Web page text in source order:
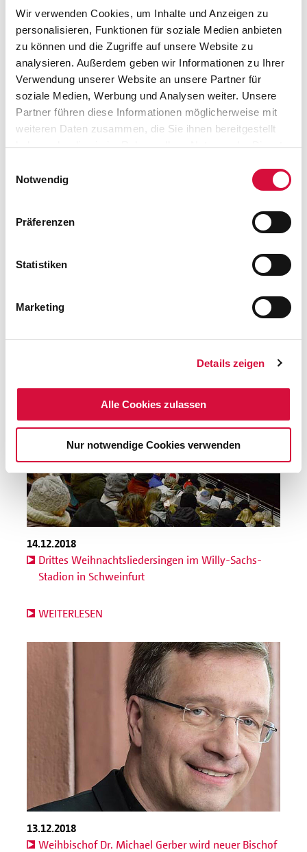
Wir verwenden Cookies, um Inhalte und Anzeigen zu
personalisieren, Funktionen für soziale Medien anbieten
zu können und die Zugriffe auf unsere Website zu
analysieren. Außerdem geben wir Informationen zu Ihrer
Verwendung unserer Website an unsere Partner für
soziale Medien, Werbung und Analysen weiter. Unsere
Partner führen diese Informationen möglicherweise mit
weiteren Daten zusammen, die Sie ihnen bereitgestellt
haben oder die sie im Rahmen Ihrer Nutzung der Dienste
Cookies, wenn Sie unsere Webseite weiterhin nutzen.
Notwendig
Präferenzen
Statistiken
Marketing
Details zeigen
Alle Cookies zulassen
Nur notwendige Cookies verwenden
Zu Gast im Haus des Gebetes in Kiel
WEITERLESEN
17.12.2018
Symbolisch aufgeladener BONI-Bus unterwegs
14.12.2018
Drittes Weihnachtsliedersingen im Willy-Sachs-
Stadion in Schweinfurt
WEITERLESEN
13.12.2018
Weihbischof Dr. Michael Gerber wird neuer Bischof